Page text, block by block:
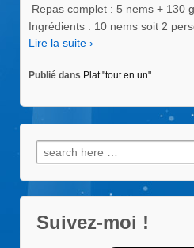
Repas complet : 5 nems + 130
Ingrédients : 10 nems soit 2
Lire la suite ›
Publié dans Plat "tout en un"
Recherche
pour:
Suivez-moi !